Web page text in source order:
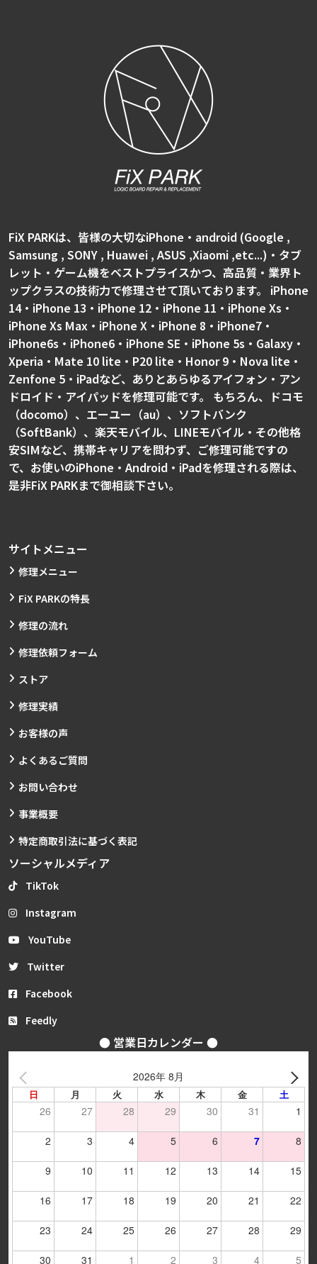
FiX PARKは、皆様の大切なiPhone・android (Google ,
Samsung , SONY , Huawei , ASUS ,Xiaomi ,etc...)・タブ
レット・ゲーム機をベストプライスかつ、高品質・業界ト
ップクラスの技術力で修理させて頂いております。 iPhone
14・iPhone 13・iPhone 12・iPhone 11・iPhone Xs・
iPhone Xs Max・iPhone X・iPhone 8・iPhone7・
iPhone6s・iPhone6・iPhone SE・iPhone 5s・Galaxy・
Xperia・Mate 10 lite・P20 lite・Honor 9・Nova lite・
Zenfone 5・iPadなど、ありとあらゆるアイフォン・アン
ドロイド・アイパッドを修理可能です。 もちろん、ドコモ
（docomo）、エーユー（au）、ソフトバンク
（SoftBank）、楽天モバイル、LINEモバイル・その他格
安SIMなど、携帯キャリアを問わず、ご修理可能ですの
で、お使いのiPhone・Android・iPadを修理される際は、
是非FiX PARKまで御相談下さい。
サイトメニュー
修理メニュー
FiX PARKの特長
修理の流れ
修理依頼フォーム
ストア
修理実績
お客様の声
よくあるご質問
お問い合わせ
事業概要
特定商取引法に基づく表記
ソーシャルメディア
TikTok
Instagram
YouTube
Twitter
Facebook
Feedly
● 営業日カレンダー ●
2026年 8月
日 月 火 水 木 金 土
26 27 28 29 30 31 1
2 3 4 5 6 7 8
9 10 11 12 13 14 15
16 17 18 19 20 21 22
23 24 25 26 27 28 29
30 31 1 2 3 4 5